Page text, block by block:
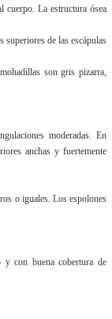
cuerpo. La estructura ósea
superiores de las escápulas
son gris pizarra,
moderadas. En
anchas y fuertemente
o iguales. Los espolones
y con buena cobertura de